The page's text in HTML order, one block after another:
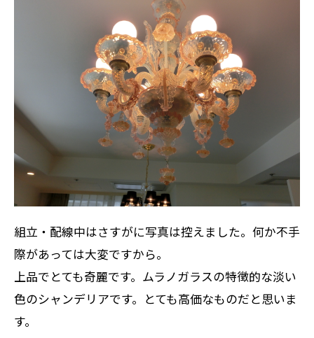
組立・配線中はさすがに写真は控えました。何か不手
際があっては大変ですから。
上品でとても奇麗です。ムラノガラスの特徴的な淡い
色のシャンデリアです。とても高価なものだと思いま
す。